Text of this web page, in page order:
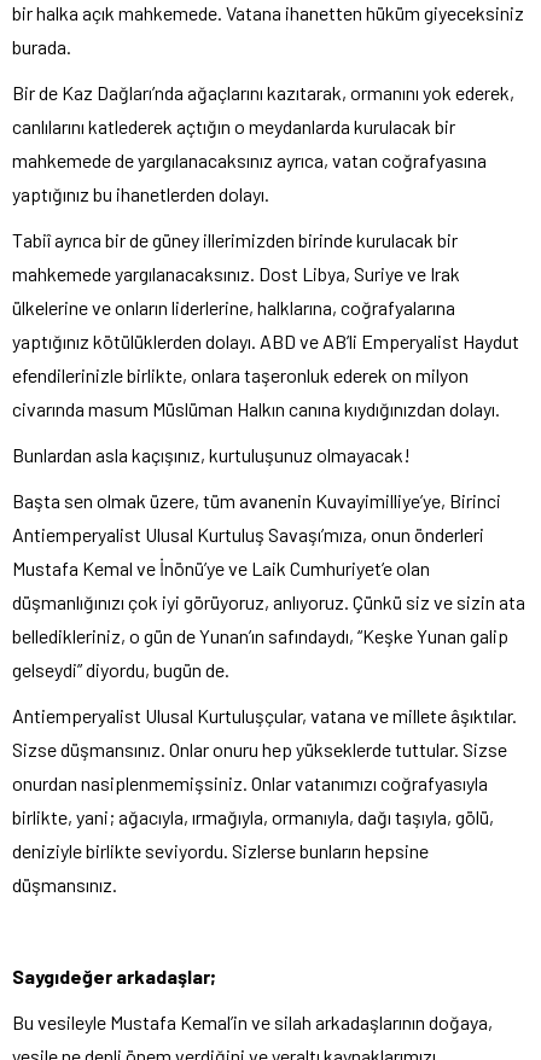
bir halka açık mahkemede. Vatana ihanetten hüküm giyeceksiniz
burada.
Bir de Kaz Dağları’nda ağaçlarını kazıtarak, ormanını yok ederek,
canlılarını katlederek açtığın o meydanlarda kurulacak bir
mahkemede de yargılanacaksınız ayrıca, vatan coğrafyasına
yaptığınız bu ihanetlerden dolayı.
Tabiî ayrıca bir de güney illerimizden birinde kurulacak bir
mahkemede yargılanacaksınız. Dost Libya, Suriye ve Irak
ülkelerine ve onların liderlerine, halklarına, coğrafyalarına
yaptığınız kötülüklerden dolayı. ABD ve AB’li Emperyalist Haydut
efendilerinizle birlikte, onlara taşeronluk ederek on milyon
civarında masum Müslüman Halkın canına kıydığınızdan dolayı.
Bunlardan asla kaçışınız, kurtuluşunuz olmayacak!
Başta sen olmak üzere, tüm avanenin Kuvayimilliye’ye, Birinci
Antiemperyalist Ulusal Kurtuluş Savaşı’mıza, onun önderleri
Mustafa Kemal ve İnönü’ye ve Laik Cumhuriyet’e olan
düşmanlığınızı çok iyi görüyoruz, anlıyoruz. Çünkü siz ve sizin ata
belledikleriniz, o gün de Yunan’ın safındaydı, “Keşke Yunan galip
gelseydi” diyordu, bugün de.
Antiemperyalist Ulusal Kurtuluşçular, vatana ve millete âşıktılar.
Sizse düşmansınız. Onlar onuru hep yükseklerde tuttular. Sizse
onurdan nasiplenmemişsiniz. Onlar vatanımızı coğrafyasıyla
birlikte, yani; ağacıyla, ırmağıyla, ormanıyla, dağı taşıyla, gölü,
deniziyle birlikte seviyordu. Sizlerse bunların hepsine
düşmansınız.
Saygıdeğer arkadaşlar;
Bu vesileyle Mustafa Kemal’in ve silah arkadaşlarının doğaya,